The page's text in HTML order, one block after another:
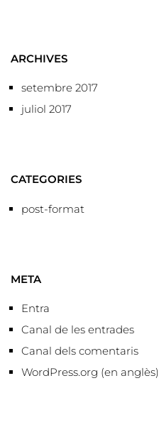
ARCHIVES
setembre 2017
juliol 2017
CATEGORIES
post-format
META
Entra
Canal de les entrades
Canal dels comentaris
WordPress.org (en anglès)